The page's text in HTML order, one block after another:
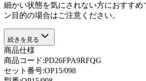
細かい状態を気にされない方におすすめ
ン目的の場合はご注意ください。
続きを見る
商品仕様
商品コード:PD26FPA9RFQG
セット番号:OP15/098